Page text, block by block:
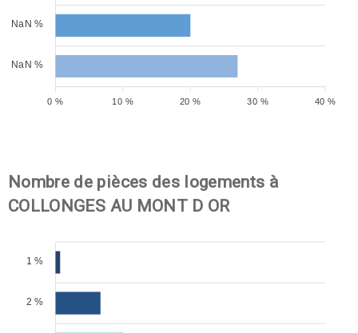
NaN %
NaN %
40 %
30 %
20 %
10 %
0 %
Nombre de pièces des logements à
COLLONGES AU MONT D OR
1 %
2 %